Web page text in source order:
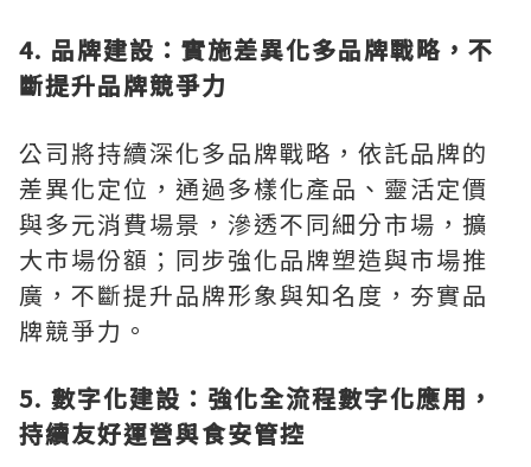
4. 品牌建設：實施差異化多品牌戰略，不
斷提升品牌競爭力
公司將持續深化多品牌戰略，依託品牌的
差異化定位，通過多樣化產品、靈活定價
與多元消費場景，滲透不同細分市場，擴
大市場份額；同步強化品牌塑造與市場推
廣，不斷提升品牌形象與知名度，夯實品
牌競爭力。
5. 數字化建設：強化全流程數字化應用，
持續友好運營與食安管控